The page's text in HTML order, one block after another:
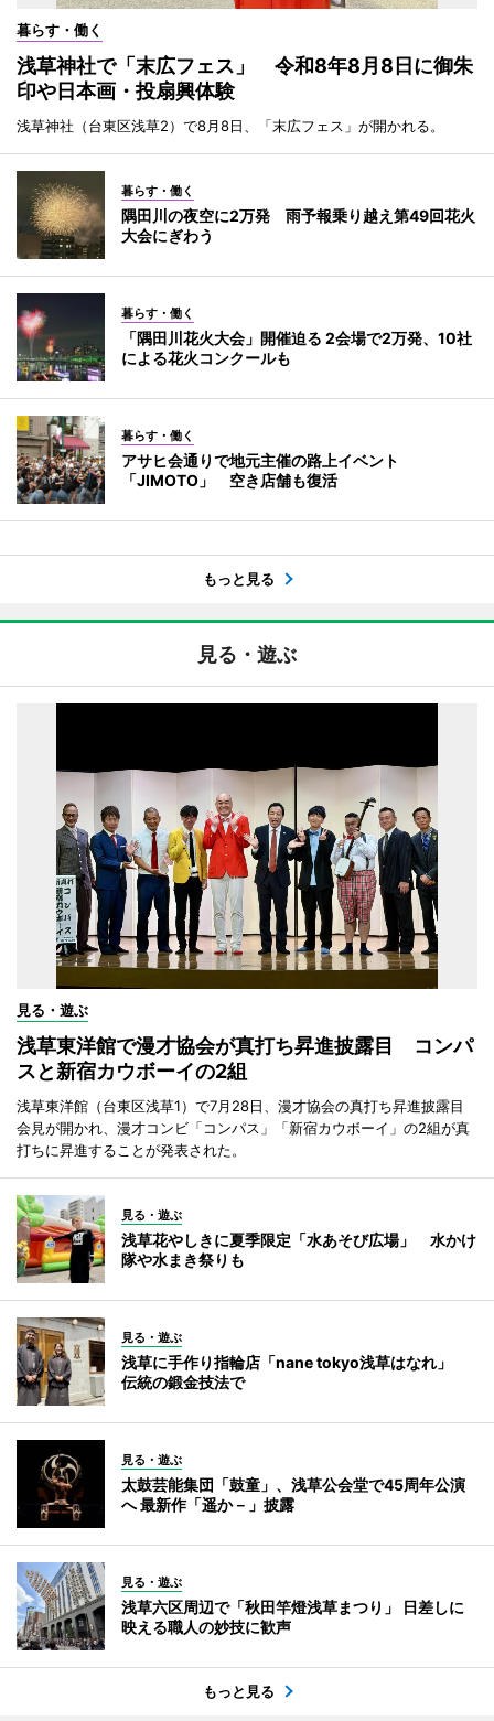
暮らす・働く
浅草神社で「末広フェス」 令和8年8月8日に御朱
印や日本画・投扇興体験
浅草神社（台東区浅草2）で8月8日、「末広フェス」が開かれる。
暮らす・働く
隅田川の夜空に2万発 雨予報乗り越え第49回花火
大会にぎわう
暮らす・働く
「隅田川花火大会」開催迫る 2会場で2万発、10社
による花火コンクールも
暮らす・働く
アサヒ会通りで地元主催の路上イベント
「JIMOTO」 空き店舗も復活
もっと見る
見る・遊ぶ
見る・遊ぶ
浅草東洋館で漫才協会が真打ち昇進披露目 コンパ
スと新宿カウボーイの2組
浅草東洋館（台東区浅草1）で7月28日、漫才協会の真打ち昇進披露目
会見が開かれ、漫才コンビ「コンパス」「新宿カウボーイ」の2組が真
打ちに昇進することが発表された。
見る・遊ぶ
浅草花やしきに夏季限定「水あそび広場」 水かけ
隊や水まき祭りも
見る・遊ぶ
浅草に手作り指輪店「nane tokyo浅草はなれ」
伝統の鍛金技法で
見る・遊ぶ
太鼓芸能集団「鼓童」、浅草公会堂で45周年公演
へ 最新作「遥か－」披露
見る・遊ぶ
浅草六区周辺で「秋田竿燈浅草まつり」 日差しに
映える職人の妙技に歓声
もっと見る